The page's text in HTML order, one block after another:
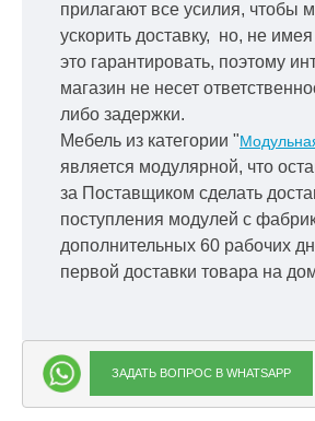
прилагают все усилия, чтобы
ускорить доставку, но, не
это гарантировать, поэтому
магазин не несет
либо задержки.
Мебель из категории "
является модулярной, что
за Поставщиком сделать
поступления модулей с
дополнительных 60 рабочих
первой доставки товара на
ЗАДАТЬ ВОПРОС В WHATSAPP